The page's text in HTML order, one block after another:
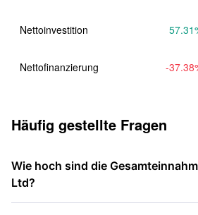
Nettoinvestition 57.31
Nettofinanzierung -37.38
Häufig gestellte Fragen
Wie hoch sind die
Ltd?